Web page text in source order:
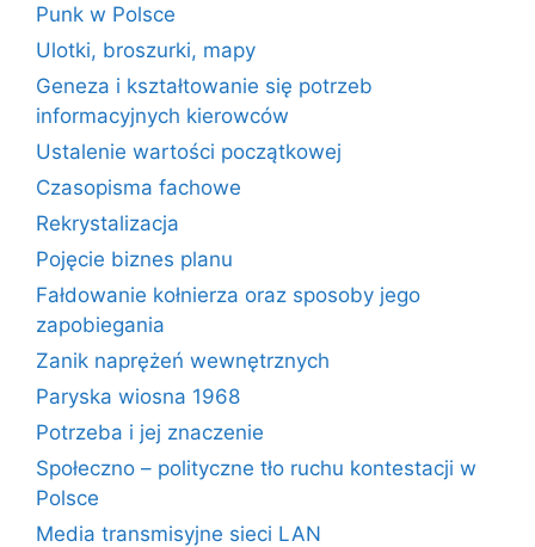
Punk w Polsce
Ulotki, broszurki, mapy
Geneza i kształtowanie się potrzeb
informacyjnych kierowców
Ustalenie wartości początkowej
Czasopisma fachowe
Rekrystalizacja
Pojęcie biznes planu
Fałdowanie kołnierza oraz sposoby jego
zapobiegania
Zanik naprężeń wewnętrznych
Paryska wiosna 1968
Potrzeba i jej znaczenie
Społeczno – polityczne tło ruchu kontestacji w
Polsce
Media transmisyjne sieci LAN